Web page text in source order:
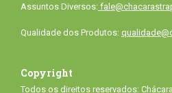
Assuntos Diversos:
Qualidade dos Produtos:
Copyright
Todos os direitos reservados: